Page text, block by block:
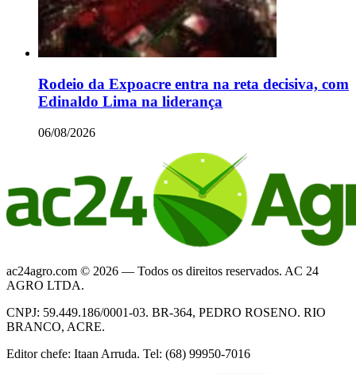
Rodeio da Expoacre entra na reta decisiva, com
Edinaldo Lima na liderança
06/08/2026
ac24agro.com © 2026 — Todos os direitos reservados. AC 24
AGRO LTDA.
CNPJ: 59.449.186/0001-03. BR-364, PEDRO ROSENO. RIO
BRANCO, ACRE.
Editor chefe: Itaan Arruda. Tel: (68) 99950-7016